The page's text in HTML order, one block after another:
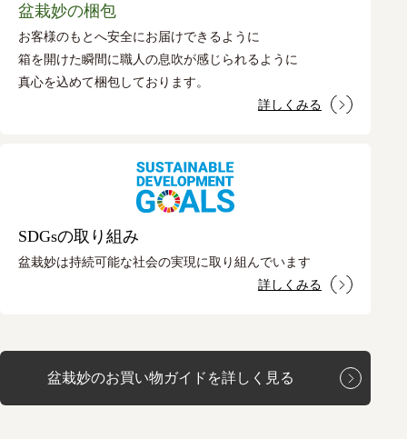
盆栽妙の梱包
お客様のもとへ安全にお届けできるように
箱を開けた瞬間に職人の息吹が感じられるように
真心を込めて梱包しております。
詳しくみる
SDGsの取り組み
盆栽妙は持続可能な社会の実現に取り組んでいます
詳しくみる
盆栽妙のお買い物ガイドを詳しく見る